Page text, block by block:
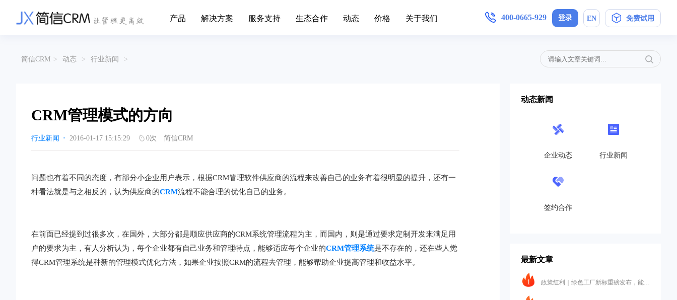
产品
营销云
从营销获客到商机转化的全流程管理
渠道云
融合分公司、经销商、总部伙伴管理
涵盖多种售前/后服务元素功能和接入 SCRM
智慧园区
增值服务
开源CRM
旗舰企业版
SaaS在线版
帮助中心
解决方案
挖现有客户价值以及开发更多新...
在信息时代，开展优质护理服务，信
传媒企业自身由于数字化传媒的发
展，对其内部控制建设和完善也是...
进装修行业往信息化道路上发展...
化，加快旅游业的发展速度，提高...
展的契机,活动策划公司就得在...
互联网等相关信息技术的发展是支撑
互联网金融模式发展的基石，给...
通过数字化方式，随时和专家互动，
享受个性化的健康资讯，实现及...
外贸行业独有的数据集中处理机制，
教育培训行业如雨后春笋般涌现，这
服务支持
帮助文档 产品手册
以CRM产品为基础的功能点
生态合作 动态 价格 关于我们
关于简信 加入我们
400-0665-929 登录 EN 免费试用
简信CRM > 动态 > 行业新闻 >
动态新闻
企业动态 行业新闻
签约合作
最新文章
1 政策红利｜绿色工厂新标重磅发布，能碳...
CRM管理模式的方向
行业新闻 · 2016-01-17 15:15:29 0次 简信CRM
问题也有着不同的态度，有部分小企业用户表示，根据CRM管理软件供应商的流程来改善自己的业务有着很明显的提升，还有一
种看法就是与之相反的，认为供应商的CRM流程不能合理的优化自己的业务。
在前面已经提到过很多次，在国外，大部分都是顺应供应商的CRM系统管理流程为主，而国内，则是通过要求定制开发来满足用
户的要求为主，有人分析认为，每个企业都有自己业务和管理特点，能够适应每个企业的CRM管理系统是不存在的，还在些人觉
得CRM管理系统是种新的管理模式优化方法，如果企业按照CRM的流程去管理，能够帮助企业提高管理和收益水平。